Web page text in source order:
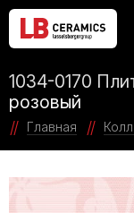
1034-0170
розовый
Главная